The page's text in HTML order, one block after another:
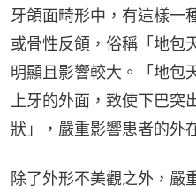
牙頜面畸形中，有這樣一
或骨性反頜，俗稱「地包
明顯且影響較大。「地包
上牙的外面，致使下巴突
狀」，嚴重影響患者的外
除了外形不美觀之外，嚴